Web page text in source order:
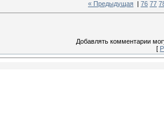
« Предыдущая 76 77
Добавлять комментарии
[